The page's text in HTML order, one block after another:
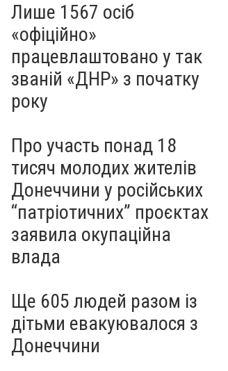
Лише 1567 осіб
«офіційно»
працевлаштовано у так
званій «ДНР» з початку
року
Про участь понад 18
тисяч молодих жителів
Донеччини у російських
“патріотичних” проєктах
заявила окупаційна
влада
Ще 605 людей разом із
дітьми евакуювалося з
Донеччини